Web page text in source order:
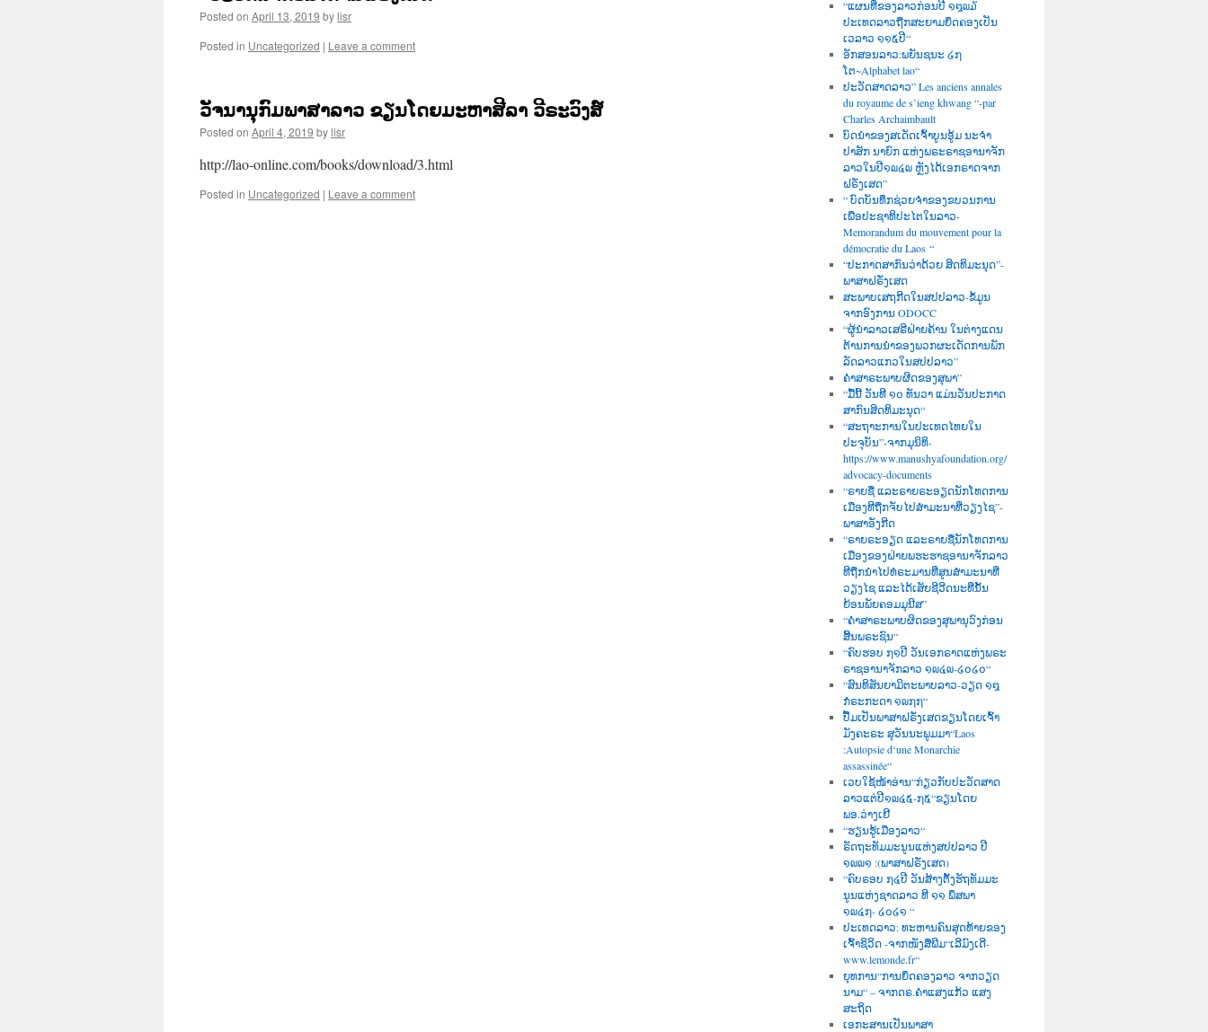
Posted on April 13, 2019 bylisr
Posted in Uncategorized | Leave a comment
ວັຈນານຸກົມພາສາລາວ ຂຽນໂດຍມະຫາສີລາ ວີຣະວົງສ໌
Posted on April 4, 2019 bylisr
http://lao-online.com/books/download/3.html
Posted in Uncategorized | Leave a comment
“ແຜນທີ່ຂອງລາວກ່ອນປີ ໑໘໙໓
ປະເທດລາວຖືກສະຍາມຍຶດຄອງເປັນ
ເວລາວ ໑໑໕ປີ“
ອັກສອນລາວ:ພຍັນຊນະ ໒໗
ໂຕ~Alphabet lao“
ປະວັດສາດລາວ” Les anciens annales
du royaume de s’ieng khwang “-par
Charles Archaimbault
ບົດນຳຂອງສເດັດເຈົ້າບູນອູ້ມ ນະຈຳ
ປາສັກ ນາຍົກ ແຫ່ງພຣະຣາຊອານາຈັກ
ລາວໃນປີ໑໙໔໙ ຫຼັງໄດ້ເອກຣາດຈາກ
ຝຣັ່ງເສດ”
“ ບົດບັນທຶກຊ່ວຍຈຳຂອງຂບວນການ
ເພື່ອປະຊາທິປະໄຕໃນລາວ-
Memorandum du mouvement pour la
démocratie du Laos “
“ປະກາດສາກົນວ່າດ້ວຍ ສິດທິມະນຸດ”-
ພາສາຝຣັ່ງເສດ
ສະພາບເສຖກີດໃນສປປລາວ-ຂໍ້ມູນ
ຈາກອົງການ ODOCC
“ຜູ້ນຳລາວເສຣີຝ່າຍຄ້ານ ໃນຕ່າງແດນ
ຕ້ານການນຳຂອງພວກຜະເດັດການພັກ
ລັດລາວແກວໃນສປປລາວ”
ຄຳສາຣະພາບຜີດຂອງສຸພາ”
“ມື້ນີ້ ວັນທີ ໑໐ ທັນວາ ແມ່ນວັນປະກາດ
ສາກົນສິດທິມະນຸດ“
“ສະຖາະການໃນປະເທດໄທຍໃນ
ປະຈຸບັນ”-ຈາກມຸນິທິ-
https://www.manushyafoundation.org/
advocacy-documents
“ຣາຍຊື່ ແລະຣາຍຣະອຽດນັກໂທດການ
ເມືອງທີຖືກຈັບໄປສຳມະນາທີ່ວຽງໄຊ”-
ພາສາອັງກີດ
“ຣາຍຣະອຽດ ແລະຣາຍຊື່ນັກໂທດການ
ເມືອງຂອງຝ່າຍພຮະຮາຊອານາຈັກລາວ
ທີຖືກນຳໄປທໍຣະມານທີ່ສູນສຳມະນາທີ່
ວຽງໄຊ ແລະໄດ້ເສັຍຊີວີດນະທີ່ນັ້ນ
ຍ້ອນພັຍຄອມມຸນີສ”
“ຄຳສາຣະພາບຜິດຂອງສຸພານຸວົງກ່ອນ
ສີ້ນພຣະຊົນ“
“ຄົບຮອບ ໗໑ປີ ວັນເອກຣາດແຫ່ງພຣະ
ຣາຊອານາຈັກລາວ ໑໙໔໙-໒໐໒໐“
“ສົນທິສັນຍາມິຕະພາບລາວ-ວຽດ ໑໘
ກໍຣະກະດາ ໑໙໗໗“
ປື້ມເປັນພາສາຝຣັ່ງເສດຂຽນໂດຍເຈົ້າ
ມັງຄະຣະ ສຸວັນນະພູມມາ“Laos
:Autopsie d‘une Monarchie
assassinée“
ເວບໃຊ້ໜ້າອ່ານ“ກ່ຽວກັບປະວັດສາດ
ລາວແຕ່ປີ໑໙໔໕-໗໕“ຂຽນໂດຍ
ພອ.ວ່າງເຢີ
“ຮຽນຮູ້ເມືອງລາວ“
ຣັດຖະທັມມະນູນແຫ່ງສປປລາວ ປີ
໑໙໙໑ :(ພາສາຝຣັ່ງເສດ)
“ຄົບຣອບ ໗໔ປີ ວັນສ້າງຕັ້ງຮັຖທັມມະ
ນູນແຫ່ງຊາດລາວ ທີ ໑໑ ພຶສພາ
໑໙໔໗- ໒໐໒໑ “
ປະເທດລາວ: ທະຫານຄົນສຸດທ້າຍຂອງ
ເຈົ້າຊິວິດ -ຈາກໜັງສື່ພີມ“ເລີມົງເດີ-
www.lemonde.fr“
ຍຸທການ“ການຍຶດຄອງລາວ ຈາກວຽດ
ນາມ“ – ຈາກດຣ.ຄຳແສງແກ້ວ ແສງ
ສະຖິດ
ເອກະສານເປັນພາສາ